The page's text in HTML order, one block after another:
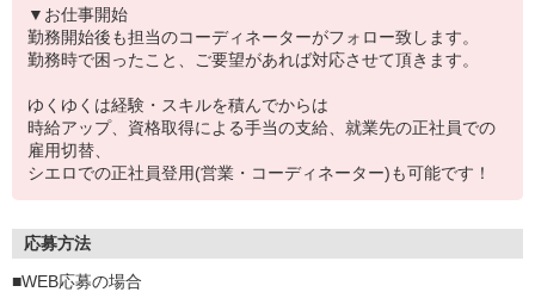
▼お仕事開始
勤務開始後も担当のコーディネーターがフォロー致します。
勤務時で困ったこと、ご要望があれば対応させて頂きます。
ゆくゆくは経験・スキルを積んでからは
時給アップ、資格取得による手当の支給、就業先の正社員での
雇用切替、
シエロでの正社員登用(営業・コーディネーター)も可能です！
応募方法
■WEB応募の場合